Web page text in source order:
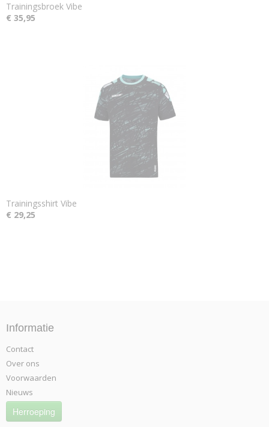
Trainingsbroek Vibe
€ 35,95
Trainingsshirt Vibe
€ 29,25
Informatie
Contact
Over ons
Voorwaarden
Nieuws
Herroeping